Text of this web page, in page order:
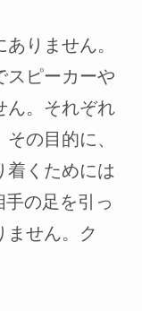
りません。
スピーカーや
ん。それぞれ
の目的に、
着くためには
の足を引っ
ません。ク